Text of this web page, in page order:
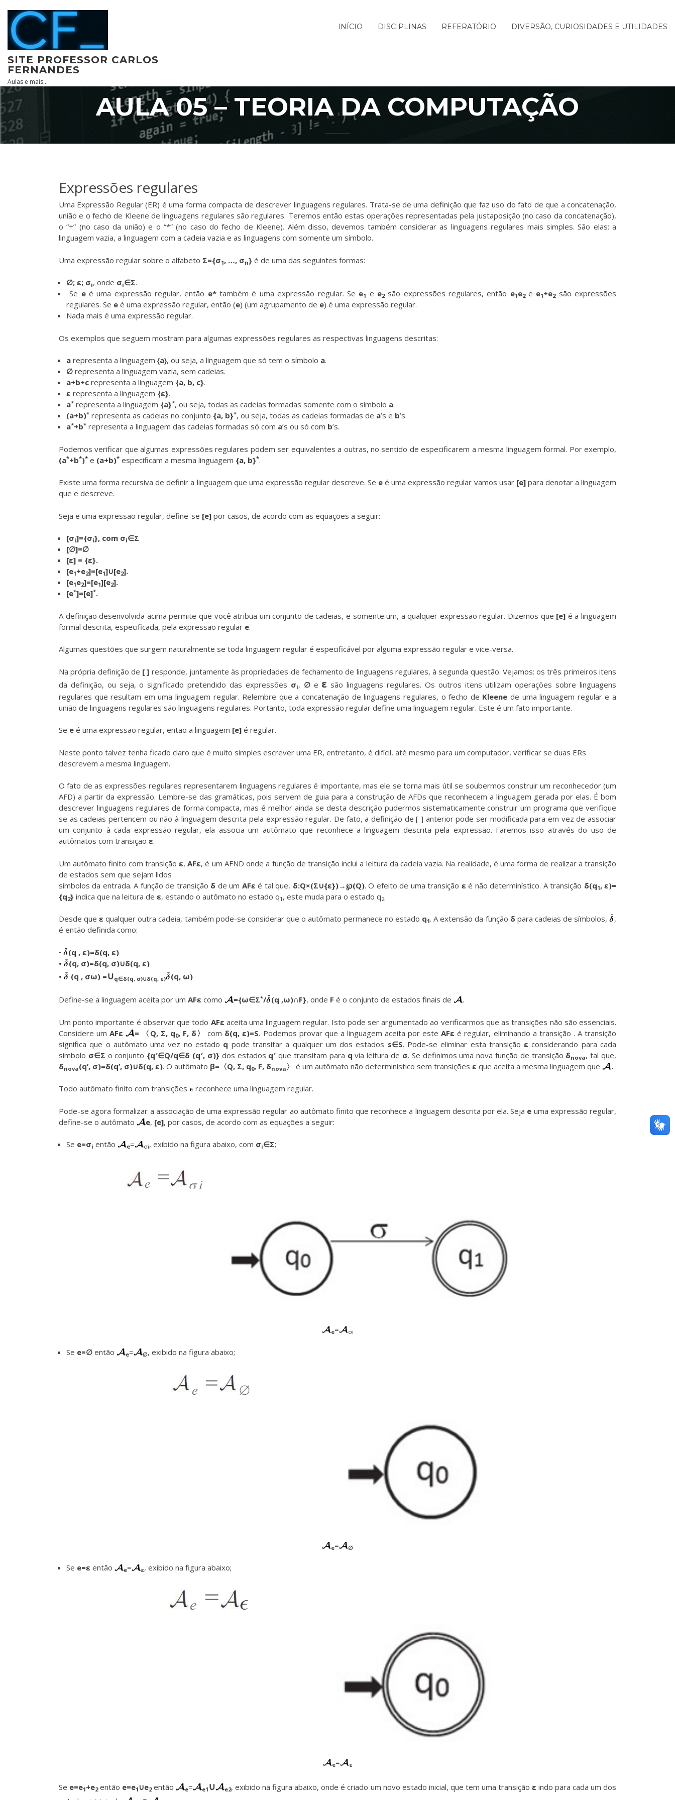
content
SITE PROFESSOR CARLOS
FERNANDES
Aulas e mais…
INÍCIO DISCIPLINAS REFERATÓRIO DIVERSÃO, CURIOSIDADES E UTILIDADES
AULA 05 – TEORIA DA COMPUTAÇÃO
Expressões regulares
Uma Expressão Regular (ER) é uma forma compacta de descrever linguagens regulares. Trata-se de uma definição que faz uso do fato de que a concatenação,
união e o fecho de Kleene de linguagens regulares são regulares. Teremos então estas operações representadas pela justaposição (no caso da concatenação),
o “+” (no caso da união) e o “*” (no caso do fecho de Kleene). Além disso, devemos também considerar as linguagens regulares mais simples. São elas: a
linguagem vazia, a linguagem com a cadeia vazia e as linguagens com somente um símbolo.
Uma expressão regular sobre o alfabeto Σ={σ1, …, σn} é de uma das seguintes formas:
∅; ε; σi, onde σi∈Σ.
Se eé uma expressão regular, então e*também é uma expressão regular. Se e1 e e2são expressões regulares, então e1e2e e1+e2são expressões
regulares. Se e é uma expressão regular, então (e) (um agrupamento de e) é uma expressão regular.
Nada mais é uma expressão regular.
Os exemplos que seguem mostram para algumas expressões regulares as respectivas linguagens descritas:
a representa a linguagem {a}, ou seja, a linguagem que só tem o símbolo a.
∅ representa a linguagem vazia, sem cadeias.
a+b+c representa a linguagem {a, b, c}.
ε representa a linguagem {ε}.
a* representa a linguagem {a}*, ou seja, todas as cadeias formadas somente com o símbolo a.
(a+b)* representa as cadeias no conjunto {a, b}*, ou seja, todas as cadeias formadas de a’s e b’s.
a*+b* representa a linguagem das cadeias formadas só com a’s ou só com b’s.
Podemos verificar que algumas expressões regulares podem ser equivalentes a outras, no sentido de especificarem a mesma linguagem formal. Por exemplo,
(a*+b*)* e (a+b)* especificam a mesma linguagem {a, b}*.
Existe uma forma recursiva de definir a linguagem que uma expressão regular descreve. Se e é uma expressão regular vamos usar [e]para denotar a linguagem
que e descreve.
Seja e uma expressão regular, define-se [e] por casos, de acordo com as equações a seguir:
[σi]={σi}, com σi∈Σ
[∅]=∅
[ε] = {ε}.
[e1+e2]=[e1]∪[e2].
[e1e2]=[e1][e2].
[e*]=[e]*.
A definição desenvolvida acima permite que você atribua um conjunto de cadeias, e somente um, a qualquer expressão regular. Dizemos que [e] é a linguagem
formal descrita, especificada, pela expressão regular e.
Algumas questões que surgem naturalmente se toda linguagem regular é especificável por alguma expressão regular e vice-versa.
Na própria definição de [ ] responde, juntamente às propriedades de fechamento de linguagens regulares, à segunda questão. Vejamos: os três primeiros itens
da definição, ou seja, o significado pretendido das expressões σi, ∅e ε são linguagens regulares. Os outros itens utilizam operações sobre linguagens
regulares que resultam em uma linguagem regular. Relembre que a concatenação de linguagens regulares, o fecho de Kleene de uma linguagem regular e a
união de linguagens regulares são linguagens regulares. Portanto, toda expressão regular define uma linguagem regular. Este é um fato importante.
Se e é uma expressão regular, então a linguagem [e] é regular.
Neste ponto talvez tenha ficado claro que é muito simples escrever uma ER, entretanto, é difícil, até mesmo para um computador, verificar se duas ERs
descrevem a mesma linguagem.
O fato de as expressões regulares representarem linguagens regulares é importante, mas ele se torna mais útil se soubermos construir um reconhecedor (um
AFD) a partir da expressão. Lembre-se das gramáticas, pois servem de guia para a construção de AFDs que reconhecem a linguagem gerada por elas. É bom
descrever linguagens regulares de forma compacta, mas é melhor ainda se desta descrição pudermos sistematicamente construir um programa que verifique
se as cadeias pertencem ou não à linguagem descrita pela expressão regular. De fato, a definição de [ ] anterior pode ser modificada para em vez de associar
um conjunto à cada expressão regular, ela associa um autômato que reconhece a linguagem descrita pela expressão. Faremos isso através do uso de
autômatos com transição ε.
Um autômato finito com transiçãoε,AFε, é um AFND onde a função de transição inclui a leitura da cadeia vazia. Na realidade, é uma forma de realizar a transição
de estados sem que sejam lidos
símbolos da entrada. A função de transição δ de um AFε é tal que, δ:Q×(Σ∪{ε})→℘(Q). O efeito de uma transição εé não determinístico. A transição δ(q1, ε)=
{q2} indica que na leitura de ε, estando o autômato no estado q1 , este muda para o estado q2.
Desde queεqualquer outra cadeia, também pode-se considerar que o autômato permanece no estado q1. A extensão da função δ para cadeias de símbolos, ,
é então definida como:
•
(q , ε)=δ(q, ε)
•
(q, σ)=δ(q, σ)∪δ(q, ε)
•
(q , σω) =∪q∈δ(q, σ)∪δ(q, ε) (q, ω)
Define-se a linguagem aceita por um AFε como ={ω∈Σ*/ (q ,ω)∩F}, onde F é o conjunto de estados finais de .
Um ponto importante é observar que todo AFε aceita uma linguagem regular. Isto pode ser argumentado ao verificarmos que as transições não são essenciais.
Considere umAFε = 〈Q, Σ, q0, F, δ〉com δ(q, ε)=S. Podemos provar que a linguagem aceita por esteAFε é regular, eliminando a transição . A transição
significa que o autômato uma vez no estado q pode transitar a qualquer um dos estados s∈S. Pode-se eliminar esta transiçãoε considerando para cada
símbolo σ∈Σ o conjunto {q′∈Q/q∈δ (q′, σ)} dos estados q′ que transitam para q via leitura de σ. Se definimos uma nova função de transição δnova, tal que,
δnova(q’, σ)=δ(q’, σ)∪δ(q, ε). O autômato β=〈Q, Σ, q0, F, δnova 〉 é um autômato não determinístico sem transições ε que aceita a mesma linguagem que .
Todo autômato finito com transições reconhece uma linguagem regular.
Pode-se agora formalizar a associação de uma expressão regular ao autômato finito que reconhece a linguagem descrita por ela. Seja e uma expressão regular,
define-se o autômato
e, [e], por casos, de acordo com as equações a seguir:
Se e=σi então e= σi, exibido na figura abaixo, com σi∈Σ;
e= σi
Se e=∅ então e= ∅, exibido na figura abaixo;
e= ∅
Se e=ε então e= ε, exibido na figura abaixo;
e= ε
Se e=e1+e2então e=e1 ∪e2então e= e1 ∪ e2, exibido na figura abaixo, onde é criado um novo estado inicial, que tem uma transição ε indo para cada um dos